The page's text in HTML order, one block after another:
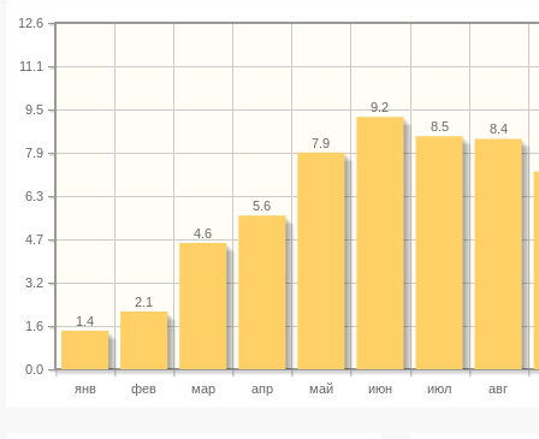
янв фев мар апр май июн июл авг
0.0
1.6
3.2
4.7
6.3
7.9
9.5
11.1
12.6
8.4
8.5
9.2
7.9
5.6
4.6
2.1
1.4